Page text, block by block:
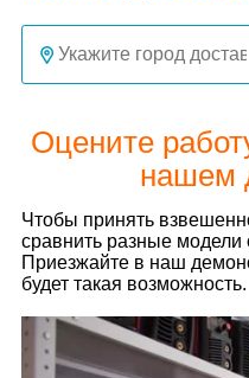
Оцените
нашем
Чтобы принять
сравнить разные модели
Приезжайте в наш
будет такая возможность.